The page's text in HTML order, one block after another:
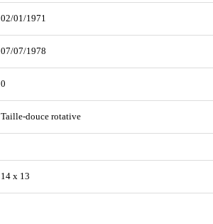
02/01/1971
07/07/1978
0
Taille-douce rotative
14 x 13